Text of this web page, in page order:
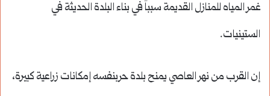
غمر المياه للمنازل القديمة سبباً في بناء البلدة الحديثة في
الستينيات.
إن القرب من نهر العاصي يمنح بلدة حربنفسه إمكانات زراعية كبيرة،